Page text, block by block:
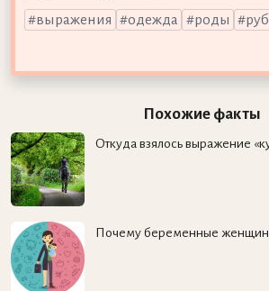
выражения
одежда роды
Похожие факты
Откуда взялось выражение
Почему беременные